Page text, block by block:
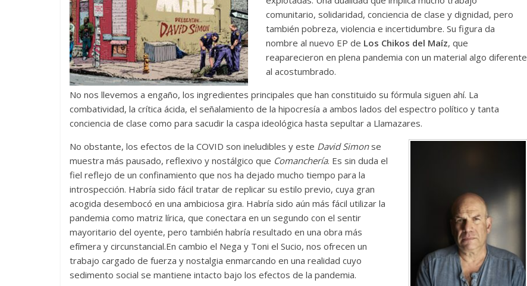
comunitario, solidaridad, conciencia de clase y dignidad, pero
también pobreza, violencia e incertidumbre. Su figura da
nombre al nuevo EP de Los Chikos del Maíz, que
reaparecieron en plena pandemia con un material algo diferente
al acostumbrado.
No nos llevemos a engaño, los ingredientes principales que han constituido su fórmula siguen ahí. La
combatividad, la crítica ácida, el señalamiento de la hipocresía a ambos lados del espectro político y tanta
conciencia de clase como para sacudir la caspa ideológica hasta sepultar a Llamazares.
No obstante, los efectos de la COVID son ineludibles y este David Simonse
muestra más pausado, reflexivo y nostálgico que Comanchería. Es sin duda el
fiel reflejo de un confinamiento que nos ha dejado mucho tiempo para la
introspección. Habría sido fácil tratar de replicar su estilo previo, cuya gran
acogida desembocó en una ambiciosa gira. Habría sido aún más fácil utilizar la
pandemia como matriz lírica, que conectara en un segundo con el sentir
mayoritario del oyente, pero también habría resultado en una obra más
efímera y circunstancial.En cambio el Nega y Toni el Sucio, nos ofrecen un
trabajo cargado de fuerza y nostalgia enmarcando en una realidad cuyo
sedimento social se mantiene intacto bajo los efectos de la pandemia.